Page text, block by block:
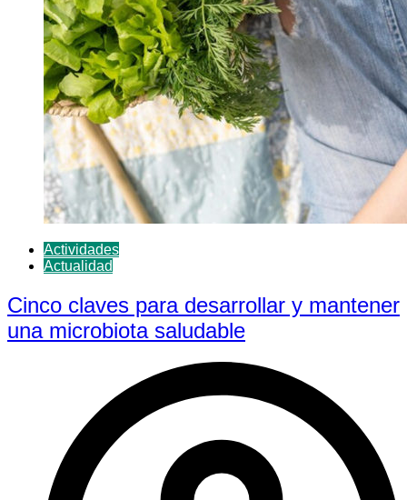
Actividades
Actualidad
Cinco claves para desarrollar y mantener
una microbiota saludable